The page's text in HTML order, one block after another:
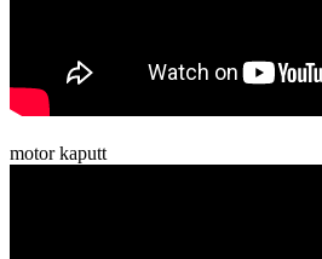
motor kaputt